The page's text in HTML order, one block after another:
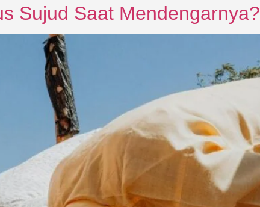
Sujud Saat Mendengarnya?